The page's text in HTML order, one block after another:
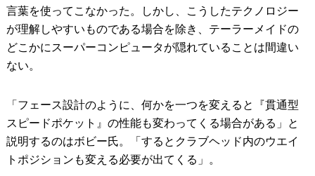
言葉を使ってこなかった。しかし、こうしたテクノロジー
が理解しやすいものである場合を除き、テーラーメイドの
どこかにスーパーコンピュータが隠れていることは間違い
ない。
「フェース設計のように、何かを一つを変えると『貫通型
スピードポケット』の性能も変わってくる場合がある」と
説明するのはボビー氏。「するとクラブヘッド内のウエイ
トポジションも変える必要が出てくる」。